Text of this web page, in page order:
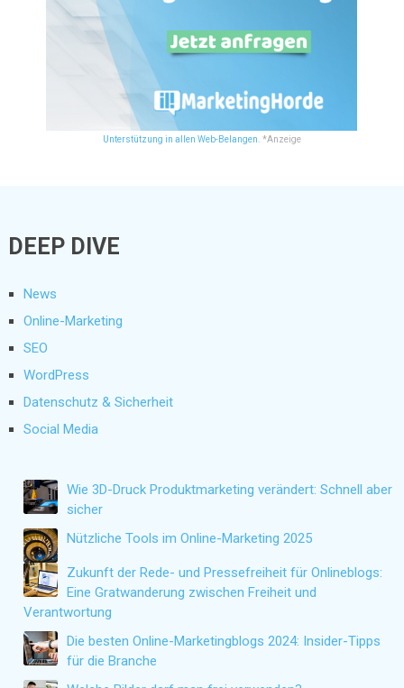
Unterstützung in allen Web-Belangen. *Anzeige
DEEP DIVE
News
Online-Marketing
SEO
WordPress
Datenschutz & Sicherheit
Social Media
Wie 3D-Druck Produktmarketing verändert: Schnell aber
sicher
Nützliche Tools im Online-Marketing 2025
Zukunft der Rede- und Pressefreiheit für Onlineblogs:
Eine Gratwanderung zwischen Freiheit und
Verantwortung
Die besten Online-Marketingblogs 2024: Insider-Tipps
für die Branche